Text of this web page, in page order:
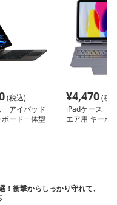
(税込)
アイパッド
ード一体型
¥4,470(税
iPadケース
エア用 キーボ
衝撃からしっかり守れて、